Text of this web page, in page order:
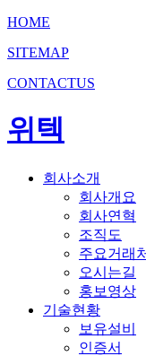
HOME
SITEMAP
CONTACTUS
위텍
회사소개
회사개요
회사연혁
조직도
주요거래
오시는길
홍보영상
기술현황
보유설비
인증서